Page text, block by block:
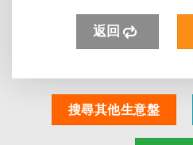
返回
搜尋其他生意盤